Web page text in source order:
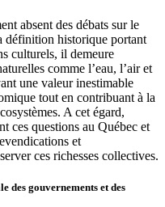
absent des débats sur le
définition historique portant
culturels, il demeure
comme l’eau, l’air et
une valeur inestimable
tout en contribuant à la
A cet égard,
ces questions au Québec et
et
ces richesses collectives.
des gouvernements et des